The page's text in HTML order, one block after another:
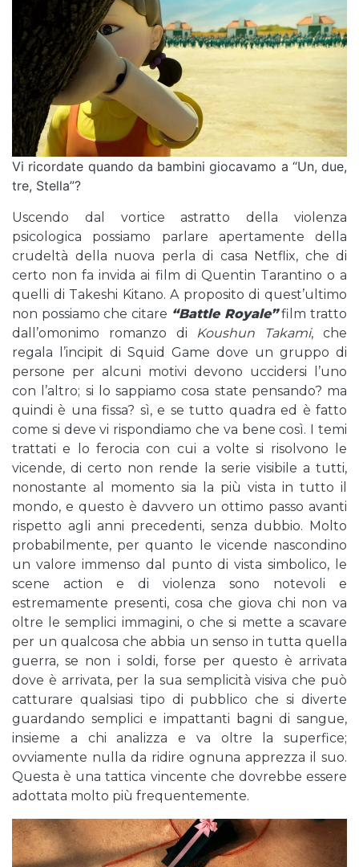
Vi ricordate quando da bambini giocavamo a “Un, due,
tre, Stella”?
Uscendo dal vortice astratto della violenza
psicologica possiamo parlare apertamente della
crudeltà della nuova perla di casa Netflix, che di
certo non fa invida ai film di Quentin Tarantino o a
quelli di Takeshi Kitano. A proposito di quest’ultimo
non possiamo che citare “Battle Royale”film tratto
dall’omonimo romanzo di Koushun Takami, che
regala l’incipit di Squid Game dove un gruppo di
persone per alcuni motivi devono uccidersi l’uno
con l’altro; si lo sappiamo cosa state pensando? ma
quindi è una fissa? sì, e se tutto quadra ed è fatto
come si deve vi rispondiamo che va bene così. I temi
trattati e lo ferocia con cui a volte si risolvono le
vicende, di certo non rende la serie visibile a tutti,
nonostante al momento sia la più vista in tutto il
mondo, e questo è davvero un ottimo passo avanti
rispetto agli anni precedenti, senza dubbio. Molto
probabilmente, per quanto le vicende nascondino
un valore immenso dal punto di vista simbolico, le
scene action e di violenza sono notevoli e
estremamente presenti, cosa che giova chi non va
oltre le semplici immagini, o che si mette a scavare
per un qualcosa che abbia un senso in tutta quella
guerra, se non i soldi, forse per questo è arrivata
dove è arrivata, per la sua semplicità visiva che può
catturare qualsiasi tipo di pubblico che si diverte
guardando semplici e impattanti bagni di sangue,
insieme a chi analizza e va oltre la superfice;
ovviamente nulla da ridire ognuna apprezza il suo.
Questa è una tattica vincente che dovrebbe essere
adottata molto più frequentemente.